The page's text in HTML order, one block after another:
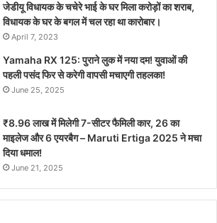
जेडीयू विधायक के चचेरे भाई के घर मिला करोड़ों का शराब,
विधायक के घर के बगल में चल रहा था कारोबार।
April 7, 2023
Yamaha RX 125: पुराने लुक में नया दम! युवाओं की
पहली पसंद फिर से करेगी वापसी मचाएगी तहलका!
June 25, 2025
₹8.96 लाख में मिलेगी 7-सीटर फैमिली कार, 26 का
माइलेज और 6 एयरबैग – Maruti Ertiga 2025 ने मचा
दिया धमाल!
June 21, 2025